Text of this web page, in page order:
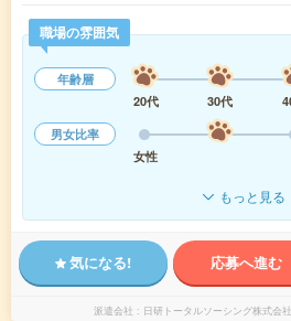
職場の雰囲気
年齢層
20代
30代
男女比率
女性
もっと見る
気になる! 応募へ進む
派遣会社 日研トータルソーシング株式会